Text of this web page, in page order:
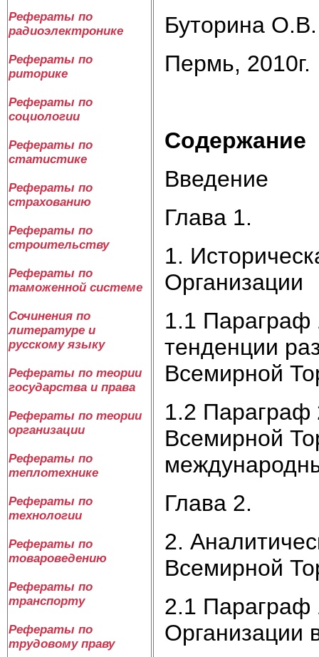
Рефераты по
радиоэлектронике
Рефераты по
риторике
Рефераты по
социологии
Рефераты по
статистике
Рефераты по
страхованию
Рефераты по
строительству
Рефераты по
таможенной системе
Сочинения по
литературе и
русскому языку
Рефераты по теории
государства и права
Рефераты по теории
организации
Рефераты по
теплотехнике
Рефераты по
технологии
Рефераты по
товароведению
Рефераты по
транспорту
Рефераты по
трудовому праву
Буторина О.В.
Пермь, 2010г.
Содержание
Введение
Глава 1.
1.
Организации
1.1 Параграф
тенденции
Всемирной
1.2 Параграф
Всемирной
Глава 2.
2.
Всемирной
2.1 Параграф
Организации